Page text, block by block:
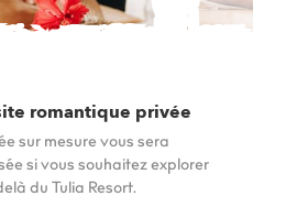
romantique privée
sur mesure vous sera
si vous souhaitez explorer
du Tulia Resort.